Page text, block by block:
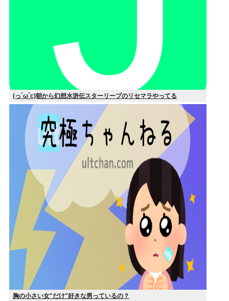
(っ´ω`c)朝から幻想水滸伝スターリープのリセマラやってる
胸の小さい女"だけ"好きな男っているの？